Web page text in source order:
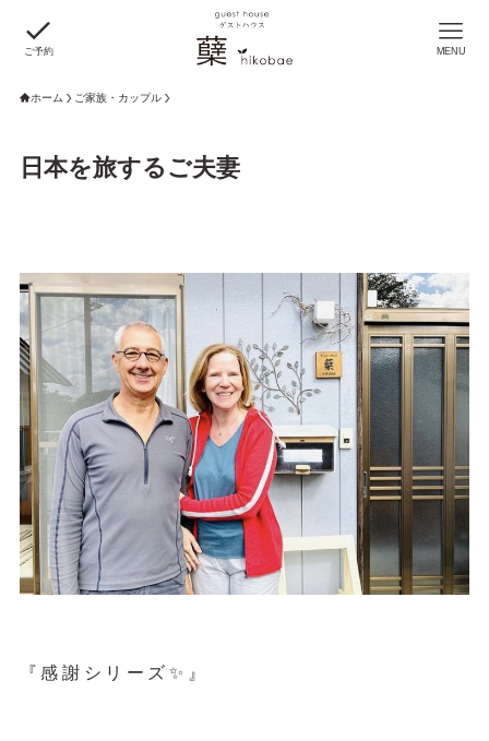
ご予約 MENU
ホーム ご家族・カップル
日本を旅するご夫妻
『感謝シリーズ✨』